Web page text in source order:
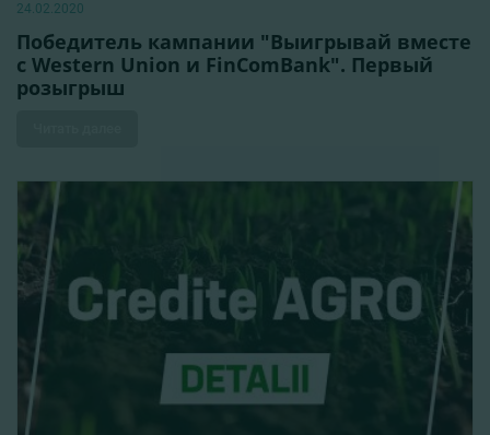
24.02.2020
Победитель кампании "Выигрывай вместе
с Western Union и FinComBank". Первый
розыгрыш